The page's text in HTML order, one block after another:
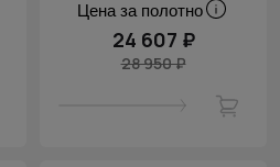
Цена за полотно
24 607 ₽
28 950 ₽